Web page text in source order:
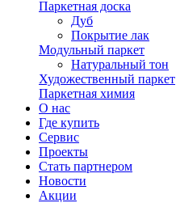
Паркетная доска
Дуб
Покрытие лак
Модульный паркет
Натуральный тон
Художественный паркет
Паркетная химия
О нас
Где купить
Сервис
Проекты
Стать партнером
Новости
Акции